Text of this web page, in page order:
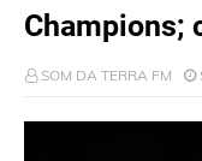
Champions;
SOM DA TERRA FM